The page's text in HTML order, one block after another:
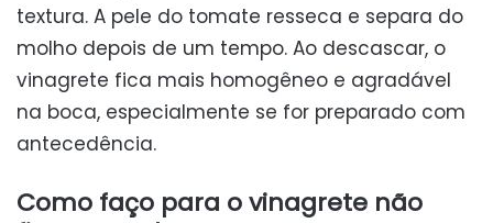
textura. A pele do tomate resseca e separa do
molho depois de um tempo. Ao descascar, o
vinagrete fica mais homogêneo e agradável
na boca, especialmente se for preparado com
antecedência.
Como faço para o vinagrete não